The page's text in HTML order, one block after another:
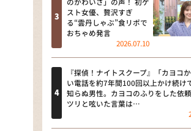
本日はダイアンなり！
朝だ！生です旅サラダ
教えて！ニュースライ
ミカタ
ＬＩＦＥ～夢のカタチ
新婚さんいらっしゃい
スト女優、贅沢すぎ
る“雲丹しゃぶ”食リポで
おちゃめ発言
2026.07.10
『探偵！ナイトスクープ』「カヨコ
い電話を約7年間100回以上かけ続け
知らぬ男性。カヨコのふりをした依
ツリと呟いた言葉は…